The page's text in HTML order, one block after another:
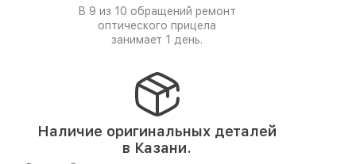
В 9 из 10 обращений ремонт
оптического прицела
занимает 1 день.
Наличие оригинальных деталей
в Казани.